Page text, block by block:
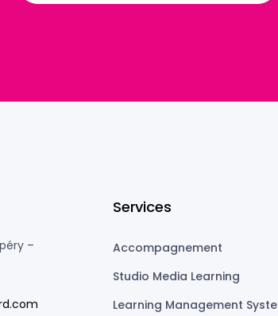
–
Services
Accompagnement
Studio Media Learning
Learning Management